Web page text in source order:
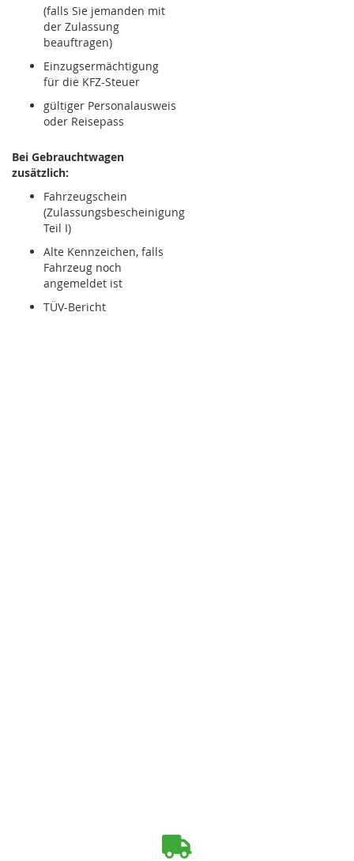
(falls Sie jemanden mit
der Zulassung
beauftragen)
Einzugsermächtigung
für die KFZ-Steuer
gültiger Personalausweis
oder Reisepass
Bei Gebrauchtwagen
zusätzlich:
Fahrzeugschein
(Zulassungsbescheinigung
Teil I)
Alte Kennzeichen, falls
Fahrzeug noch
angemeldet ist
TÜV-Bericht